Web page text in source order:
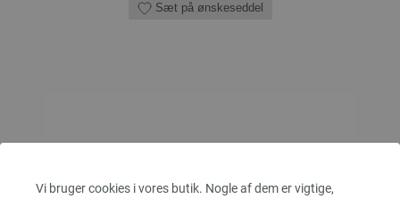
Vi bruger cookies i vores butik. Nogle af dem er vigtige,
Sæt på ønskeseddel